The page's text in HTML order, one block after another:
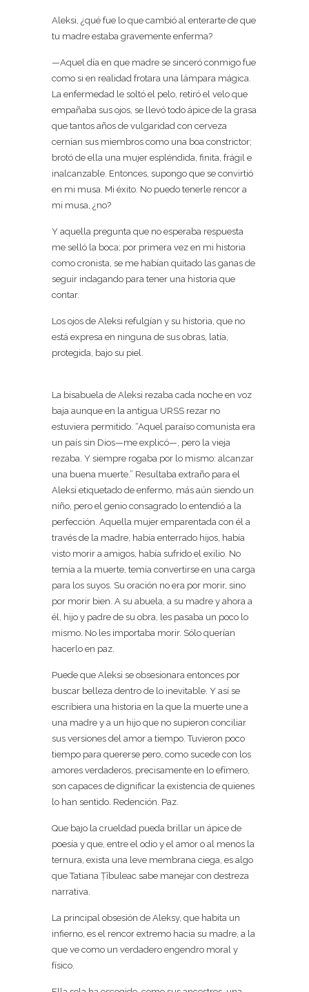
Aleksi, ¿qué fue lo que cambió al enterarte de que
tu madre estaba gravemente enferma?
—Aquel día en que madre se sinceró conmigo fue
como si en realidad frotara una lámpara mágica.
La enfermedad le soltó el pelo, retiró el velo que
empañaba sus ojos, se llevó todo ápice de la grasa
que tantos años de vulgaridad con cerveza
cernían sus miembros como una boa constrictor;
brotó de ella una mujer espléndida, finita, frágil e
inalcanzable. Entonces, supongo que se convirtió
en mi musa. Mi éxito. No puedo tenerle rencor a
mi musa, ¿no?
Y aquella pregunta que no esperaba respuesta
me selló la boca; por primera vez en mi historia
como cronista, se me habían quitado las ganas de
seguir indagando para tener una historia que
contar.
Los ojos de Aleksi refulgían y su historia, que no
está expresa en ninguna de sus obras, latía,
protegida, bajo su piel.
La bisabuela de Aleksi rezaba cada noche en voz
baja aunque en la antigua URSS rezar no
estuviera permitido. “Aquel paraíso comunista era
un país sin Dios—me explicó—, pero la vieja
rezaba. Y siempre rogaba por lo mismo: alcanzar
una buena muerte.” Resultaba extraño para el
Aleksi etiquetado de enfermo, más aún siendo un
niño, pero el genio consagrado lo entendió a la
perfección. Aquella mujer emparentada con él a
través de la madre, había enterrado hijos, había
visto morir a amigos, había sufrido el exilio. No
temía a la muerte, temía convertirse en una carga
para los suyos. Su oración no era por morir, sino
por morir bien. A su abuela, a su madre y ahora a
él, hijo y padre de su obra, les pasaba un poco lo
mismo. No les importaba morir. Sólo querían
hacerlo en paz.
Puede que Aleksi se obsesionara entonces por
buscar belleza dentro de lo inevitable. Y así se
escribiera una historia en la que la muerte une a
una madre y a un hijo que no supieron conciliar
sus versiones del amor a tiempo. Tuvieron poco
tiempo para quererse pero, como sucede con los
amores verdaderos, precisamente en lo efímero,
son capaces de dignificar la existencia de quienes
lo han sentido. Redención. Paz.
Que bajo la crueldad pueda brillar un ápice de
poesía y que, entre el odio y el amor o al menos la
ternura, exista una leve membrana ciega, es algo
que Tatiana Țîbuleac sabe manejar con destreza
narrativa.
La principal obsesión de Aleksy, que habita un
infierno, es el rencor extremo hacia su madre, a la
que ve como un verdadero engendro moral y
físico.